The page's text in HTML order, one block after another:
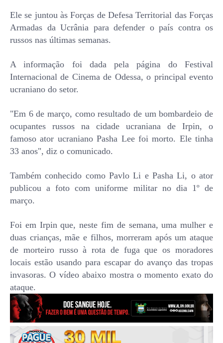
Ele se juntou às Forças de Defesa Territorial das Forças
Armadas da Ucrânia para defender o país contra os
russos nas últimas semanas.
A informação foi dada pela página do Festival
Internacional de Cinema de Odessa, o principal evento
ucraniano do setor.
"Em 6 de março, como resultado de um bombardeio de
ocupantes russos na cidade ucraniana de Irpin, o
famoso ator ucraniano Pasha Lee foi morto. Ele tinha
33 anos", diz o comunicado.
Também conhecido como Pavlo Li e Pasha Li, o ator
publicou a foto com uniforme militar no dia 1º de
março.
Foi em Irpin que, neste fim de semana, uma mulher e
duas crianças, mãe e filhos, morreram após um ataque
de morteiro russo à rota de fuga que os moradores
locais estão usando para escapar do avanço das tropas
invasoras. O vídeo abaixo mostra o momento exato do
ataque.